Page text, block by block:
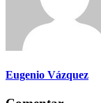
Eugenio Vázquez